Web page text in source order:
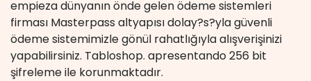
empieza dünyanın önde gelen ödeme sistemleri
firması Masterpass altyapısı dolay?s?yla güvenli
ödeme sistemimizle gönül rahatlığıyla alışverişinizi
yapabilirsiniz. Tabloshop. apresentando 256 bit
şifreleme ile korunmaktadır.